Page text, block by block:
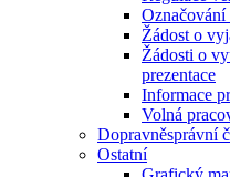
Označování
Žádost o
Žádosti o
prezentace
Informace
Volná
Dopravněsprávní
Ostatní